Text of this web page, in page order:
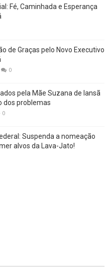
Fé, Caminhada e Esperança
de Graças pelo Novo Executivo
0
pela Mãe Suzana de Iansã
dos problemas
0
Suspenda a nomeação
alvos da Lava-Jato!